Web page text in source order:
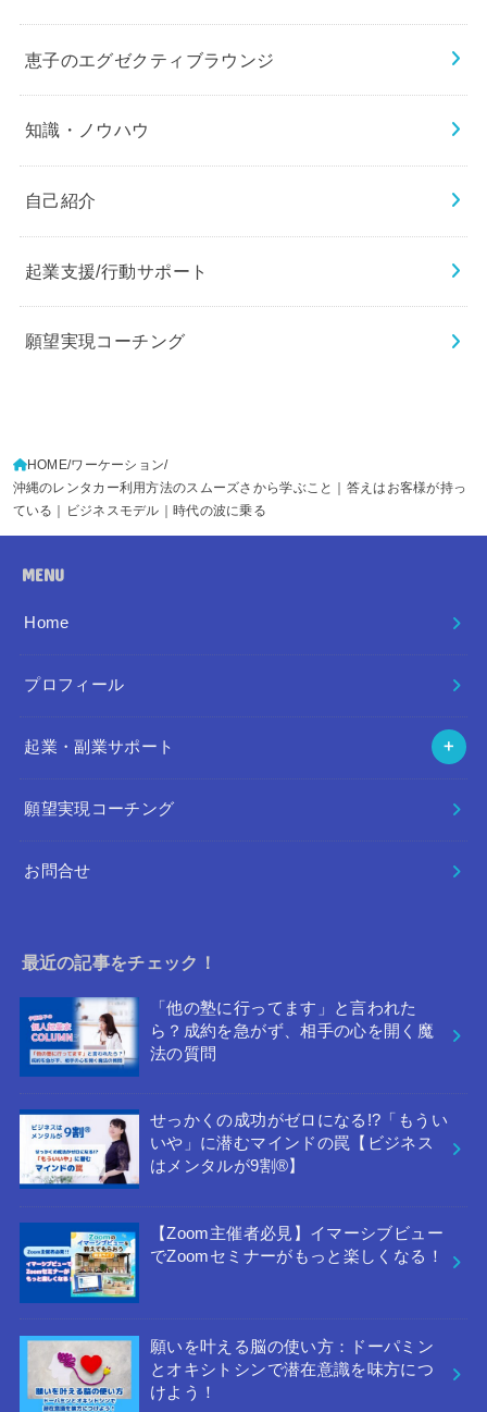
恵子のエグゼクティブラウンジ
知識・ノウハウ
自己紹介
起業支援/行動サポート
願望実現コーチング
HOME ワーケーション
沖縄のレンタカー利用方法のスムーズさから学ぶこと｜答えはお客様が持っ
ている｜ビジネスモデル｜時代の波に乗る
MENU
Home
プロフィール
起業・副業サポート
願望実現コーチング
お問合せ
最近の記事をチェック！
「他の塾に行ってます」と言われた
ら？成約を急がず、相手の心を開く魔
法の質問
せっかくの成功がゼロになる!?「もうい
いや」に潜むマインドの罠【ビジネス
はメンタルが9割®︎】
【Zoom主催者必見】イマーシブビュー
でZoomセミナーがもっと楽しくなる！
願いを叶える脳の使い方：ドーパミン
とオキシトシンで潜在意識を味方につ
けよう！